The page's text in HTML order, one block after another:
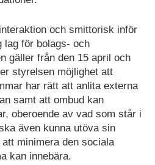
och smittorisk inför
lag för bolags- och
gäller från den 15 april och
styrelsen möjlighet att
har rätt att anlita externa
samt att ombud kan
oberoende av vad som står i
även kunna utöva sin
minimera den sociala
kan innebära.